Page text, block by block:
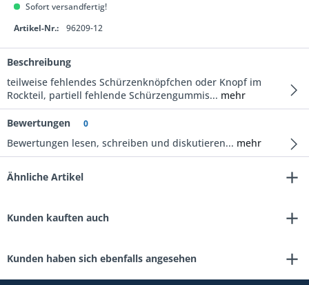
Sofort versandfertig!
Artikel-Nr.:
96209-12
Beschreibung
teilweise fehlendes Schürzenknöpfchen oder Knopf im
Rockteil, partiell fehlende Schürzengummis... mehr
Bewertungen 0
Bewertungen lesen, schreiben und diskutieren... mehr
Ähnliche Artikel
Kunden kauften auch
Kunden haben sich ebenfalls angesehen